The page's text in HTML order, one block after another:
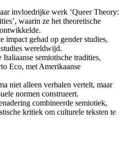
invloedrijke werk ‘Queer Theory:
waarin ze het theoretische
impact gehad op gender studies,
wereldwijd.
semiotische tradities,
Eco, met Amerikaanse
niet alleen verhalen vertelt, maar
normen construeert.
combineerde semiotiek,
kritiek om culturele teksten te